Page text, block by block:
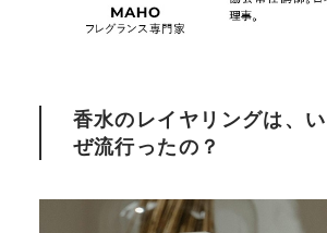
香水のレイヤリングは、
ぜ流行ったの？